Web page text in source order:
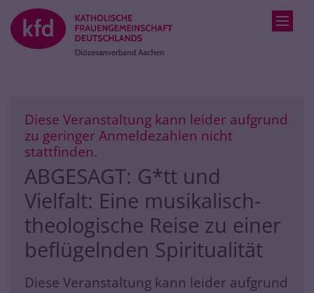
Zum Inhalt springen
Diese Veranstaltung kann leider aufgrund
zu geringer Anmeldezahlen nicht
stattfinden.
ABGESAGT: G*tt und
Vielfalt: Eine musikalisch-
theologische Reise zu einer
beflügelnden Spiritualität
Diese Veranstaltung kann leider aufgrund